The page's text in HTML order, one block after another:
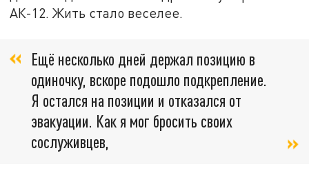
АК-12. Жить стало веселее.
Ещё несколько дней держал позицию в
одиночку, вскоре подошло подкрепление.
Я остался на позиции и отказался от
эвакуации. Как я мог бросить своих
сослуживцев,